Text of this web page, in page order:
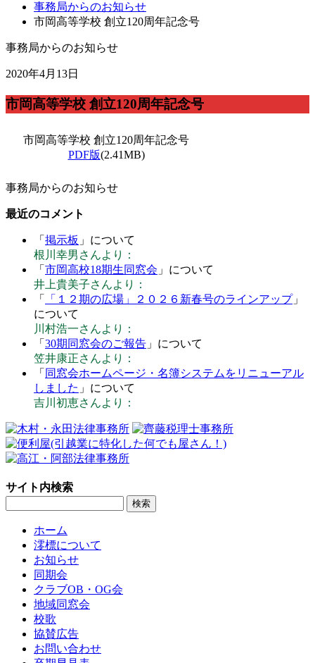
事務局からのお知らせ
市岡高等学校 創立120周年記念号
事務局からのお知らせ
2020年4月13日
市岡高等学校 創立120周年記念号
市岡高等学校 創立120周年記念号
PDF版(2.41MB)
事務局からのお知らせ
最近のコメント
「 掲示板 」について
根川幸男さんより：
「 市岡高校18期生同窓会 」について
井上貴美子さんより：
「
「１２期の広場」２０２６新春号のラインアップ」
について
川村浩一さんより：
「 30期同窓会のご報告 」について
笠井康正さんより：
「 同窓会ホームページ・名簿システムをリニューアル
しました 」について
吉川初恵さんより：
サイト内検索
ホーム
澪標について
お知らせ
同期会
クラブOB・OG会
地域同窓会
校歌
協賛広告
お問い合わせ